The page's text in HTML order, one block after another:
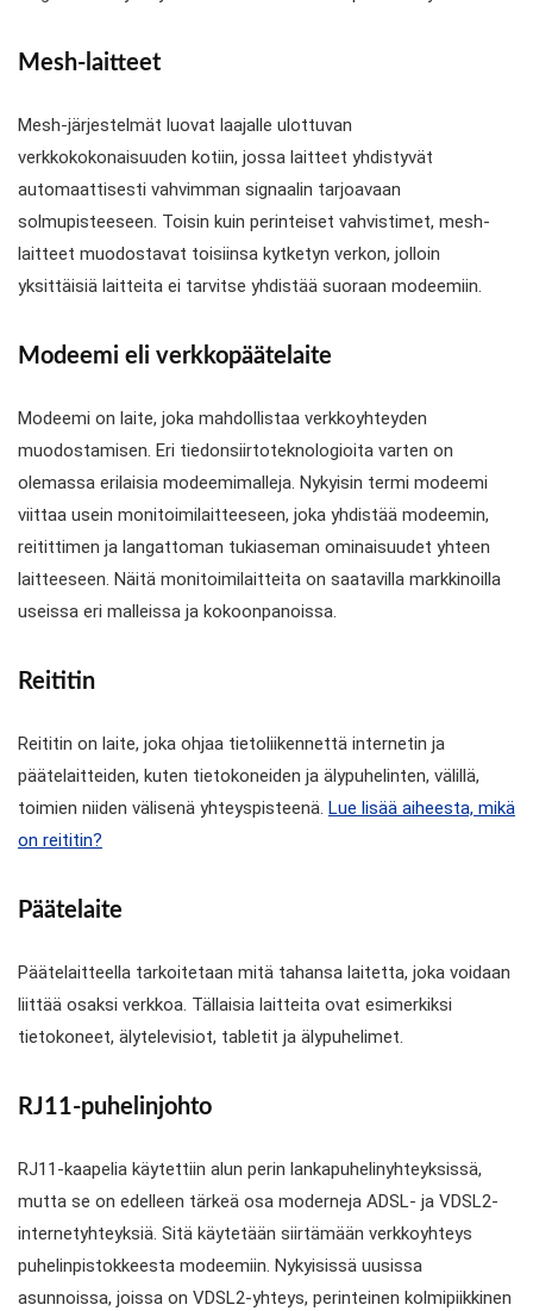
Mesh-laitteet
Mesh-järjestelmät luovat laajalle ulottuvan
verkkokokonaisuuden kotiin, jossa laitteet yhdistyvät
automaattisesti vahvimman signaalin tarjoavaan
solmupisteeseen. Toisin kuin perinteiset vahvistimet, mesh-
laitteet muodostavat toisiinsa kytketyn verkon, jolloin
yksittäisiä laitteita ei tarvitse yhdistää suoraan modeemiin.
Modeemi eli verkkopäätelaite
Modeemi on laite, joka mahdollistaa verkkoyhteyden
muodostamisen. Eri tiedonsiirtoteknologioita varten on
olemassa erilaisia modeemimalleja. Nykyisin termi modeemi
viittaa usein monitoimilaitteeseen, joka yhdistää modeemin,
reitittimen ja langattoman tukiaseman ominaisuudet yhteen
laitteeseen. Näitä monitoimilaitteita on saatavilla markkinoilla
useissa eri malleissa ja kokoonpanoissa.
Reititin
Reititin on laite, joka ohjaa tietoliikennettä internetin ja
päätelaitteiden, kuten tietokoneiden ja älypuhelinten, välillä,
toimien niiden välisenä yhteyspisteenä. Lue lisää aiheesta, mikä
on reititin?
Päätelaite
Päätelaitteella tarkoitetaan mitä tahansa laitetta, joka voidaan
liittää osaksi verkkoa. Tällaisia laitteita ovat esimerkiksi
tietokoneet, älytelevisiot, tabletit ja älypuhelimet.
RJ11-puhelinjohto
RJ11-kaapelia käytettiin alun perin lankapuhelinyhteyksissä,
mutta se on edelleen tärkeä osa moderneja ADSL- ja VDSL2-
internetyhteyksiä. Sitä käytetään siirtämään verkkoyhteys
puhelinpistokkeesta modeemiin. Nykyisissä uusissa
asunnoissa, joissa on VDSL2-yhteys, perinteinen kolmipiikkinen